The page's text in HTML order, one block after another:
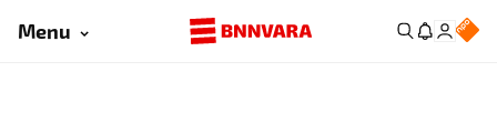
Menu